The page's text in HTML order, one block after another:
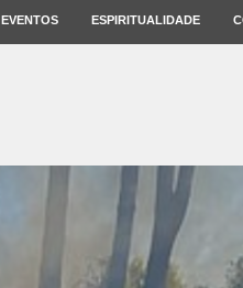
EVENTOS ESPIRITUALIDADE